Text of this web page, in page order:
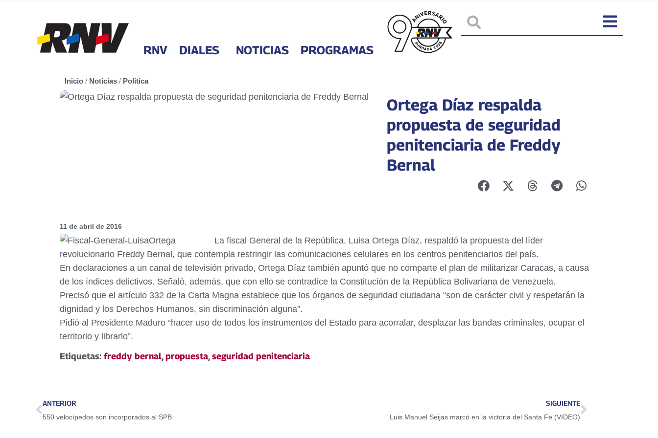
RNV DIALES NOTICIAS PROGRAMAS
Inicio / Noticias / Política
Ortega Díaz respalda
propuesta de seguridad
penitenciaria de Freddy
Bernal
11 de abril de 2016
La fiscal General de la República, Luisa Ortega Díaz, respaldó la propuesta del líder
revolucionario Freddy Bernal, que contempla restringir las comunicaciones celulares en los centros penitenciarios del país.
En declaraciones a un canal de televisión privado, Ortega Díaz también apuntó que no comparte el plan de militarizar Caracas, a causa
de los índices delictivos. Señaló, además, que con ello se contradice la Constitución de la República Bolivariana de Venezuela.
Precisó que el artículo 332 de la Carta Magna establece que los órganos de seguridad ciudadana “son de carácter civil y respetarán la
dignidad y los Derechos Humanos, sin discriminación alguna”.
Pidió al Presidente Maduro “hacer uso de todos los instrumentos del Estado para acorralar, desplazar las bandas criminales, ocupar el
territorio y librarlo”.
Etiquetas: freddy bernal,propuesta,seguridad penitenciaria
ANTERIOR
550 velocípedos son incorporados al SPB
SIGUIENTE
Luis Manuel Seijas marcó en la victoria del Santa Fe (VIDEO)